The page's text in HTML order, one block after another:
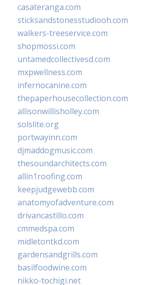
casateranga.com
sticksandstonesstudiooh.com
walkers-treeservice.com
shopmossi.com
untamedcollectivesd.com
mxpwellness.com
infernocanine.com
thepaperhousecollection.com
allisonwillisholley.com
solslite.org
portwayinn.com
djmaddogmusic.com
thesoundarchitects.com
allin1roofing.com
keepjudgewebb.com
anatomyofadventure.com
drivancastillo.com
cmmedspa.com
midletontkd.com
gardensandgrills.com
basilfoodwine.com
nikko-tochigi.net